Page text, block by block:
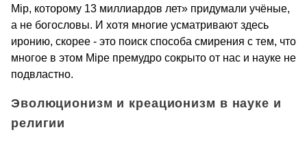
Мiр, которому 13 миллиардов лет» придумали учёные,
а не богословы. И хотя многие усматривают здесь
иронию, скорее - это поиск способа смирения с тем, что
многое в этом Мiре премудро сокрыто от нас и науке не
подвластно.
Эволюционизм и креационизм в науке и
религии